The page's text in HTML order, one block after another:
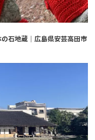
石地蔵｜広島県安芸高田市